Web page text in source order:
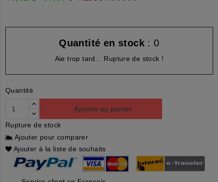
Quantité en stock : 0
Aie trop tard... Rupture de stock !
Quantité
Ajouter au panier
Rupture de stock
Ajouter pour comparer
Ajouter à la liste de souhaits